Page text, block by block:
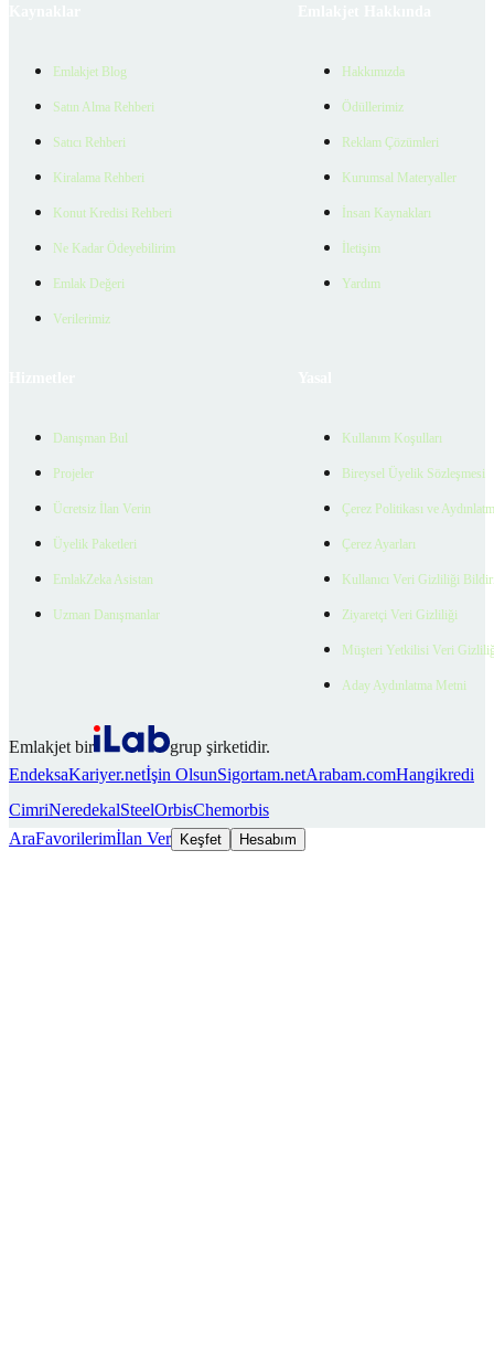
Emlakjet Blog
Satın Alma Rehberi
Satıcı Rehberi
Kiralama Rehberi
Konut Kredisi Rehberi
Ne Kadar Ödeyebilirim
Emlak Değeri
Verilerimiz
Hakkımızda
Ödüllerimiz
Reklam Çözümleri
Kurumsal Materyaller
İnsan Kaynakları
İletişim
Yardım
Danışman Bul
Projeler
Ücretsiz İlan Verin
Üyelik Paketleri
EmlakZeka Asistan
Uzman Danışmanlar
Kullanım Koşulları
Bireysel Üyelik Sözleşmesi
Çerez Politikası ve
Çerez Ayarları
Kullanıcı Veri Gizliliği
Ziyaretçi Veri Gizliliği
Müşteri Yetkilisi Veri
Aday Aydınlatma Metni
Emlakjet bir
grup şirketidir.
EndeksaKariyer.netİşin OlsunSigortam.netArabam.comHangikredi
CimriNeredekalSteelOrbisChemorbis
AraFavorilerimİlan Ver Keşfet Hesabım